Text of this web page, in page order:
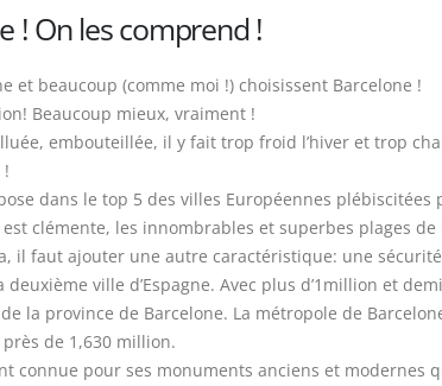
! On les comprend !
et beaucoup (comme moi !) choisissent Barcelone !
Beaucoup mieux, vraiment !
embouteillée, il y fait trop froid l’hiver et trop
dans le top 5 des villes Européennes plébiscitées
clémente, les innombrables et superbes plages
il faut ajouter une autre caractéristique: une
ville d’Espagne. Avec plus d’1million et
la province de Barcelone. La métropole de
de 1,630 million.
connue pour ses monuments anciens et modernes